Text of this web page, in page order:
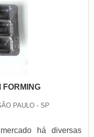
FORMING
PAULO - SP
há diversas